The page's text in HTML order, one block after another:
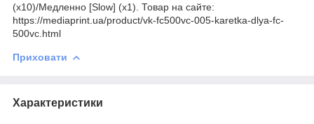
(х10)/Медленно [Slow] (х1). Товар на сайте:
https://mediaprint.ua/product/vk-fc500vc-005-karetka-dlya-fc-
500vc.html
Приховати
Характеристики